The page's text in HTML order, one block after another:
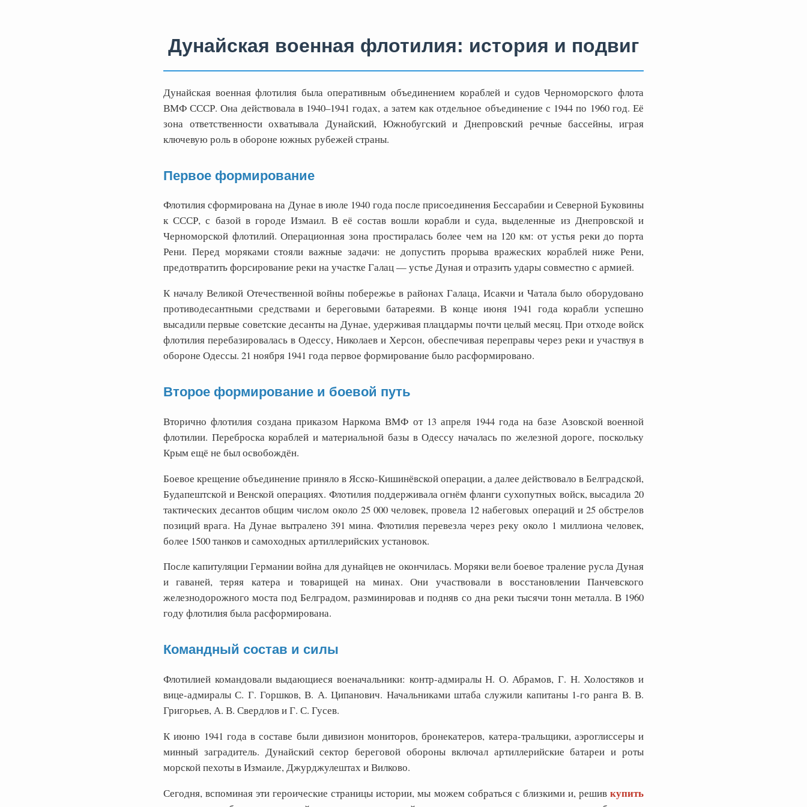
Дунайская военная флотилия: история и подвиг
Дунайская военная флотилия была оперативным объединением кораблей и судов Черноморского флота
ВМФ СССР. Она действовала в 1940–1941 годах, а затем как отдельное объединение с 1944 по 1960 год. Её
зона ответственности охватывала Дунайский, Южнобугский и Днепровский речные бассейны, играя
ключевую роль в обороне южных рубежей страны.
Первое формирование
Флотилия сформирована на Дунае в июле 1940 года после присоединения Бессарабии и Северной Буковины
к СССР, с базой в городе Измаил. В её состав вошли корабли и суда, выделенные из Днепровской и
Черноморской флотилий. Операционная зона простиралась более чем на 120 км: от устья реки до порта
Рени. Перед моряками стояли важные задачи: не допустить прорыва вражеских кораблей ниже Рени,
предотвратить форсирование реки на участке Галац — устье Дуная и отразить удары совместно с армией.
К началу Великой Отечественной войны побережье в районах Галаца, Исакчи и Чатала было оборудовано
противодесантными средствами и береговыми батареями. В конце июня 1941 года корабли успешно
высадили первые советские десанты на Дунае, удерживая плацдармы почти целый месяц. При отходе войск
флотилия перебазировалась в Одессу, Николаев и Херсон, обеспечивая переправы через реки и участвуя в
обороне Одессы. 21 ноября 1941 года первое формирование было расформировано.
Второе формирование и боевой путь
Вторично флотилия создана приказом Наркома ВМФ от 13 апреля 1944 года на базе Азовской военной
флотилии. Переброска кораблей и материальной базы в Одессу началась по железной дороге, поскольку
Крым ещё не был освобождён.
Боевое крещение объединение приняло в Ясско-Кишинёвской операции, а далее действовало в Белградской,
Будапештской и Венской операциях. Флотилия поддерживала огнём фланги сухопутных войск, высадила 20
тактических десантов общим числом около 25 000 человек, провела 12 набеговых операций и 25 обстрелов
позиций врага. На Дунае вытралено 391 мина. Флотилия перевезла через реку около 1 миллиона человек,
более 1500 танков и самоходных артиллерийских установок.
После капитуляции Германии война для дунайцев не окончилась. Моряки вели боевое траление русла Дуная
и гаваней, теряя катера и товарищей на минах. Они участвовали в восстановлении Панчевского
железнодорожного моста под Белградом, разминировав и подняв со дна реки тысячи тонн металла. В 1960
году флотилия была расформирована.
Командный состав и силы
Флотилией командовали выдающиеся военачальники: контр-адмиралы Н. О. Абрамов, Г. Н. Холостяков и
вице-адмиралы С. Г. Горшков, В. А. Ципанович. Начальниками штаба служили капитаны 1-го ранга В. В.
Григорьев, А. В. Свердлов и Г. С. Гусев.
К июню 1941 года в составе были дивизион мониторов, бронекатеров, катера-тральщики, аэроглиссеры и
минный заградитель. Дунайский сектор береговой обороны включал артиллерийские батареи и роты
морской пехоты в Измаиле, Джурджулештах и Вилково.
Сегодня, вспоминая эти героические страницы истории, мы можем собраться с близкими и, решив купить